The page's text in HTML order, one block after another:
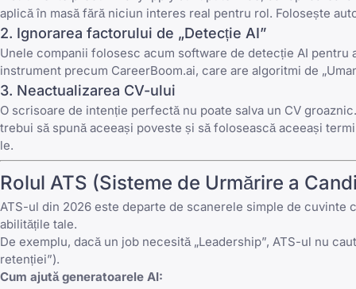
aplică în masă fără niciun interes real pentru rol. Folosește
2. Ignorarea factorului de „Detecție AI”
Unele companii folosesc acum software de detecție AI
instrument precum CareerBoom.ai, care are algoritmi de
3. Neactualizarea CV-ului
O scrisoare de intenție perfectă nu poate salva un CV
trebui să spună aceeași poveste și să folosească aceeași
le.
Rolul ATS (Sisteme de Urmărire a
ATS-ul din 2026 este departe de scanerele simple de
abilitățile tale.
De exemplu, dacă un job necesită „Leadership”, ATS-ul nu
retenției”).
Cum ajută generatoarele AI: